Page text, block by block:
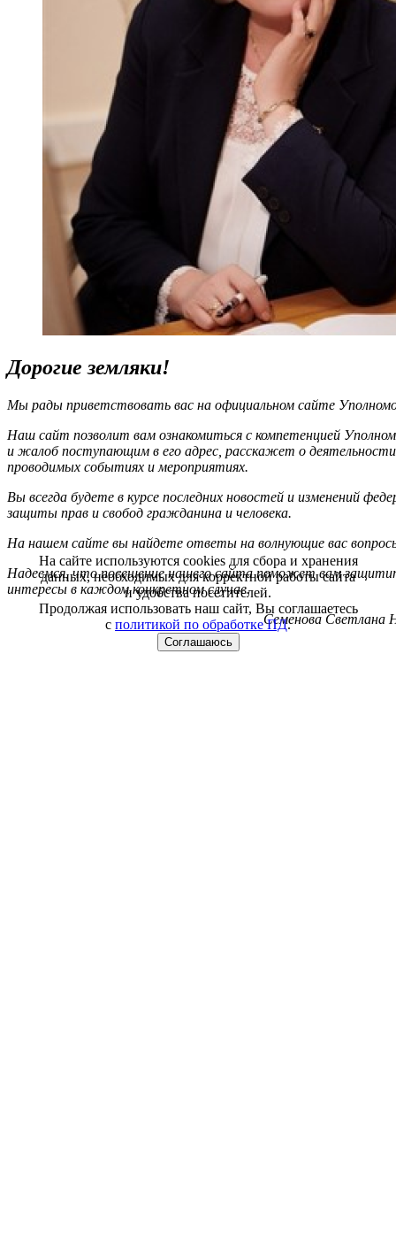
Дорогие земляки!
Мы рады приветствовать вас на официальном сайте
Наш сайт позволит вам ознакомиться с компетенцией
и жалоб поступающим в его адрес, расскажет о
проводимых событиях и мероприятиях.
Вы всегда будете в курсе последних новостей и изменений
защиты прав и свобод гражданина и человека.
На нашем сайте вы найдете ответы на волнующие вас
Надеемся, что посещение нашего сайта поможет вам
интересы в каждом конкретном случае.
Семенова Светлана
На сайте используются cookies для сбора и хранения
данных, необходимых для корректной работы сайта
и удобства посетителей.
Продолжая использовать наш сайт, Вы соглашаетесь
с политикой по обработке ПД.
Соглашаюсь